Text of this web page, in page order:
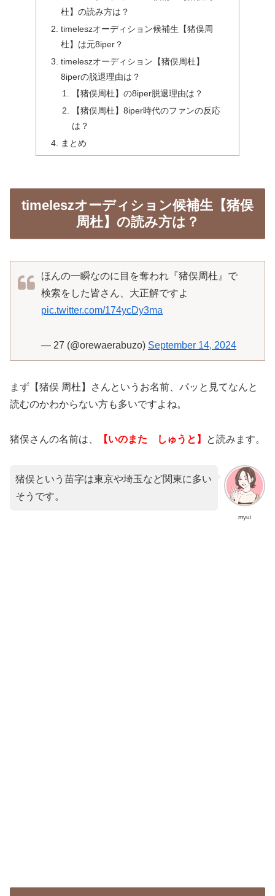
杜】の読み方は？
timeleszオーディション候補生【猪俣周
杜】は元8iper？
timeleszオーディション【猪俣周杜】
8iperの脱退理由は？
【猪俣周杜】の8iper脱退理由は？
【猪俣周杜】8iper時代のファンの反応
は？
まとめ
timeleszオーディション候補生【猪俣
周杜】の読み方は？
ほんの一瞬なのに目を奪われ『猪俣周杜』で
検索をした皆さん、大正解ですよ
pic.twitter.com/174ycDy3ma
— 27 (@orewaerabuzo) September 14, 2024
まず【猪俣 周杜】さんというお名前、パッと見てなんと
読むのかわからない方も多いですよね。
猪俣さんの名前は、 【いのまた しゅうと】 と読みます。
myui
猪俣という苗字は東京や埼玉など関東に多い
そうです。